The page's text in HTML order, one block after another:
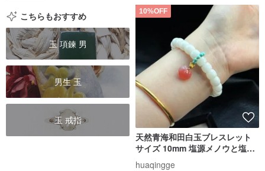
こちらもおすすめ
玉 項鍊 男
男生 玉
玉 戒指
10%OFF
天然青海和田白玉ブレスレット
サイズ 10mm 塩源メノウと塩源
メノウ如意を組み合わせ
huaqingge